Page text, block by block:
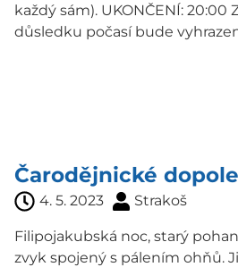
každý sám). UKONČENÍ:
důsledku počasí bude
Čarodějnické
4. 5. 2023 Strakoš
Filipojakubská noc, starý
zvyk spojený s pálením ohňů.